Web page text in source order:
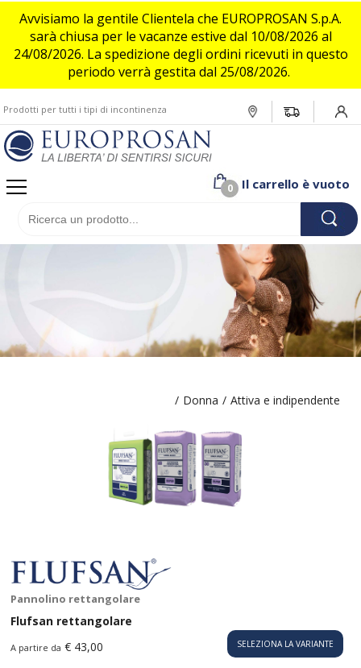
Avvisiamo la gentile Clientela che EUROPROSAN S.p.A.
sarà chiusa per le vacanze estive dal 10/08/2026 al
24/08/2026. La spedizione degli ordini ricevuti in questo
periodo verrà gestita dal 25/08/2026.
Prodotti per tutti i tipi di incontinenza
Il carrello è vuoto
0
/ Donna / Attiva e indipendente
Pannolino rettangolare
Flufsan rettangolare
A partire da € 43,00 SELEZIONA LA VARIANTE
Assistita o allettata
Attiva e indipendente
Incontinenza leggera
Incontinenza media/moderata
Incontinenza Pesante/grave
Uomo
Assistito o allettato
Attivo e indipendente
Incontinenza leggera
Incontinenza media/moderata
Incontinenza Pesante/grave
Bambino
Pet
Deo Pads